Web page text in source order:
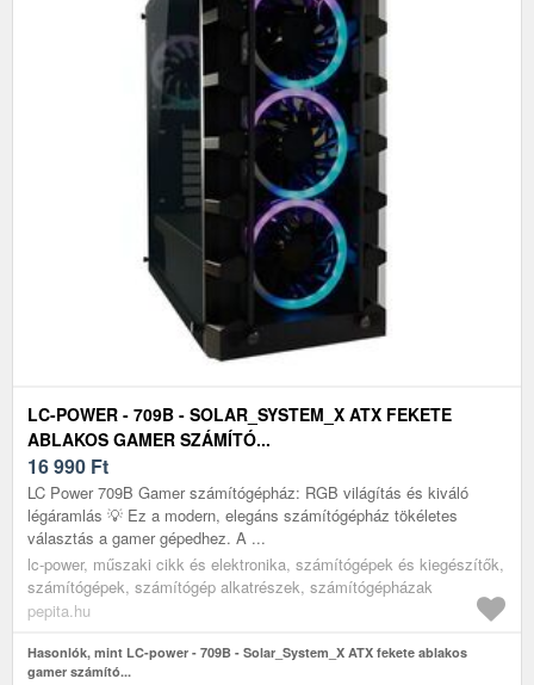
LC-POWER - 709B - SOLAR_SYSTEM_X ATX FEKETE
ABLAKOS GAMER SZÁMÍTÓ...
16 990 Ft
LC Power 709B Gamer számítógépház: RGB világítás és kiváló
légáramlás 💡 Ez a modern, elegáns számítógépház tökéletes
választás a gamer gépedhez. A ...
lc-power, műszaki cikk és elektronika, számítógépek és kiegészítők,
számítógépek, számítógép alkatrészek, számítógépházak
pepita.hu
Hasonlók, mint LC-power - 709B - Solar_System_X ATX fekete ablakos
gamer számító...